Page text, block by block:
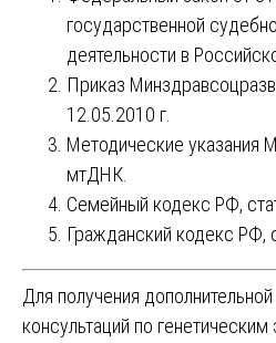
государственной
деятельности в
Приказ
12.05.2010 г.
Методические указания
мтДНК.
Семейный кодекс РФ,
Гражданский кодекс РФ,
Для получения
консультаций по генетическим